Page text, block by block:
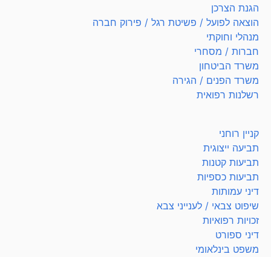
הגנת הצרכן
הוצאה לפועל / פשיטת רגל / פירוק חברה
מנהלי וחוקתי
חברות / מסחרי
משרד הביטחון
משרד הפנים / הגירה
רשלנות רפואית
קניין רוחני
תביעה ייצוגית
תביעות קטנות
תביעות כספיות
דיני עמותות
שיפוט צבאי / לענייני צבא
זכויות רפואיות
דיני ספורט
משפט בינלאומי